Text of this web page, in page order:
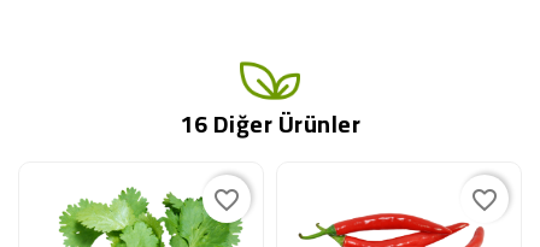
16 Diğer Ürünler
favorite_border favorite_border